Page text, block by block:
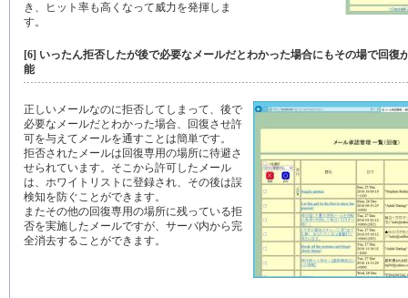
き、ヒット率も高くなって威力を発揮しま
す。
[6] いったん拒否したが後で必要なメールだとわかった場合にもその場で回復
能
正しいメールなのに拒否してしまって、後で
必要なメールだとわかった場合、回復させ許
可を与えてメールを通すことは簡単です。
拒否されたメールは回復専用の場所に待避さ
せられています。そこから許可したメール
は、ホワイトリストに登録され、その後は誤
検知を防ぐことができます。
またその他の回復専用の場所に残っている拒
否を実施したメールですが、サーバ内から完
全消去することができます。